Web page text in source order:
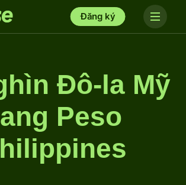
Đăng ký
Đô-la Mỹ
Peso